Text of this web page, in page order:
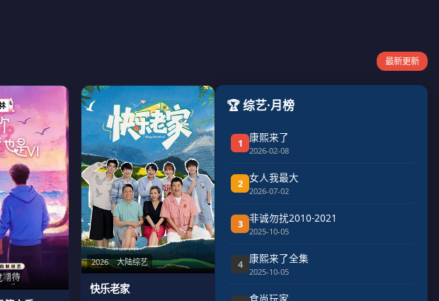
最新更新
2026 大陆综艺
快乐老家
🏆 综艺·月榜
1 康熙来了
2026-02-08
2 女人我最大
2026-07-02
3 非诚勿扰2010-2021
2025-10-05
4 康熙来了全集
2025-10-05
食尚玩家